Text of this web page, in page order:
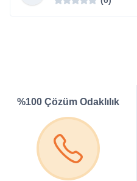
%100 Çözüm Odaklılık